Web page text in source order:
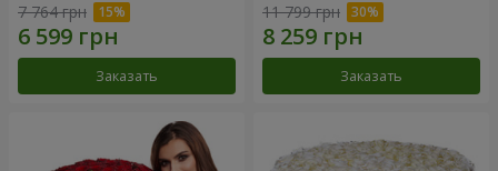
7 764 грн
Заказать
11 799 грн
Заказать